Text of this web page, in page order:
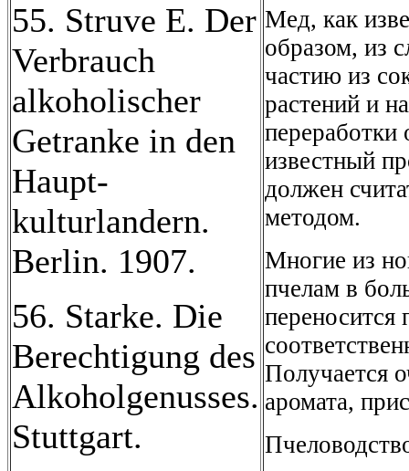
55. Struve E. Der
Verbrauch
alkoholischer
Getranke in den
Haupt-
kulturlandern.
Berlin. 1907.
56. Starke. Die
Berechtigung des
Alkoholgenusses.
Stuttgart.
Мед, как
образом, из
частию из
растений и
переработки
известный
должен
методом.
Многие из
пчелам в
переносится
Получается
аромата,